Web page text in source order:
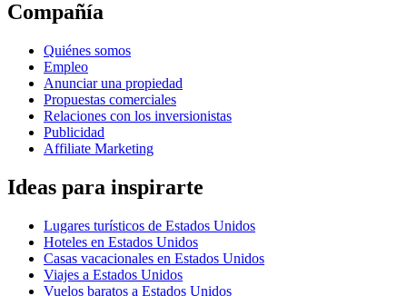
Compañía
Quiénes somos
Empleo
Anunciar una propiedad
Propuestas comerciales
Relaciones con los inversionistas
Publicidad
Affiliate Marketing
Ideas para inspirarte
Lugares turísticos de Estados Unidos
Hoteles en Estados Unidos
Casas vacacionales en Estados Unidos
Viajes a Estados Unidos
Vuelos baratos a Estados Unidos